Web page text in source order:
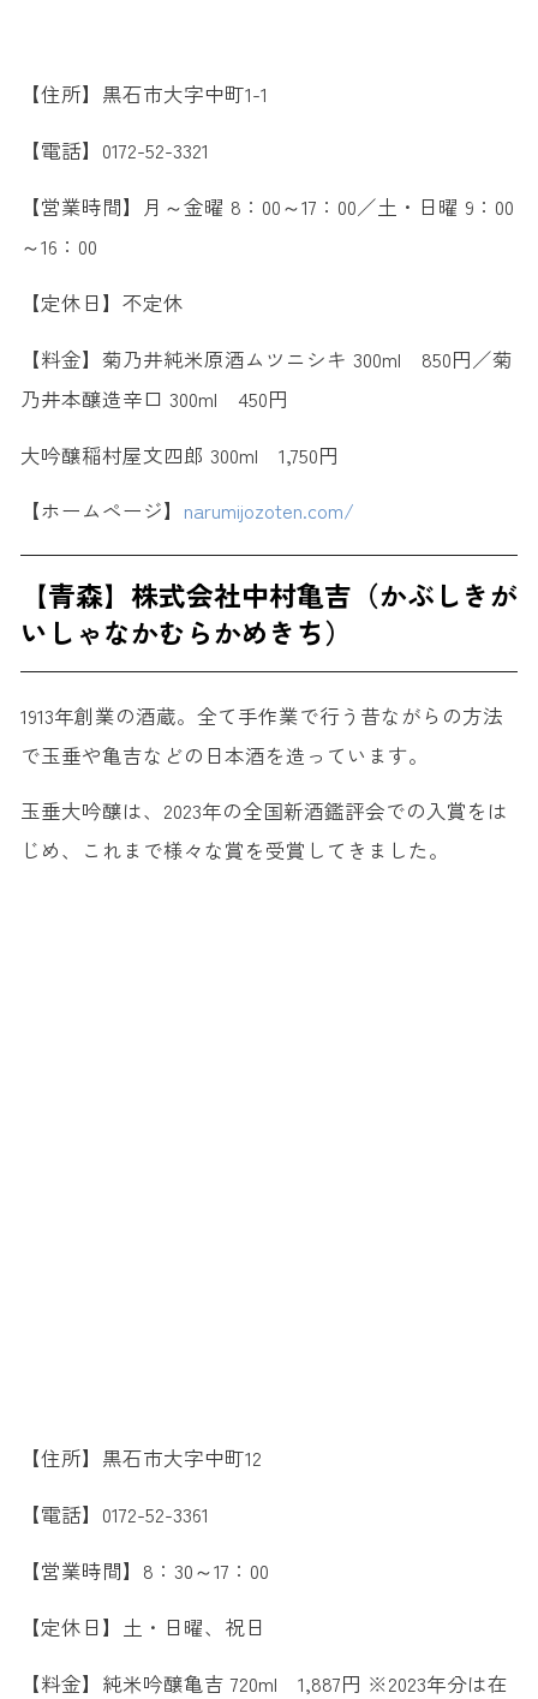
【住所】黒石市大字中町1-1
【電話】0172-52-3321
【営業時間】月～金曜 8：00～17：00／土・日曜 9：00
～16：00
【定休日】不定休
【料金】菊乃井純米原酒ムツニシキ 300ml 850円／菊
乃井本醸造辛口 300ml 450円
大吟醸稲村屋文四郎 300ml 1,750円
【ホームページ】 narumijozoten.com/
【青森】株式会社中村亀吉（かぶしきが
いしゃなかむらかめきち）
1913年創業の酒蔵。全て手作業で行う昔ながらの方法
で玉垂や亀吉などの日本酒を造っています。
玉垂大吟醸は、2023年の全国新酒鑑評会での入賞をは
じめ、これまで様々な賞を受賞してきました。
【住所】黒石市大字中町12
【電話】0172-52-3361
【営業時間】8：30～17：00
【定休日】土・日曜、祝日
【料金】純米吟醸亀吉 720ml 1,887円 ※2023年分は在